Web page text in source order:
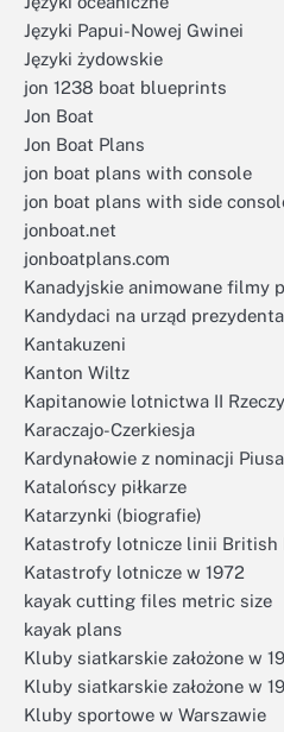
Języki Papui-Nowej Gwinei
Języki żydowskie
jon 1238 boat blueprints
Jon Boat
Jon Boat Plans
jon boat plans with console
jon boat plans with side
jonboat.net
jonboatplans.com
Kanadyjskie animowane filmy
Kandydaci na urząd
Kantakuzeni
Kanton Wiltz
Kapitanowie lotnictwa II
Karaczajo-Czerkiesja
Kardynałowie z nominacji
Katalońscy piłkarze
Katarzynki (biografie)
Katastrofy lotnicze linii British
Katastrofy lotnicze w 1972
kayak cutting files metric size
kayak plans
Kluby siatkarskie założone w
Kluby siatkarskie założone w
Kluby sportowe w Warszawie